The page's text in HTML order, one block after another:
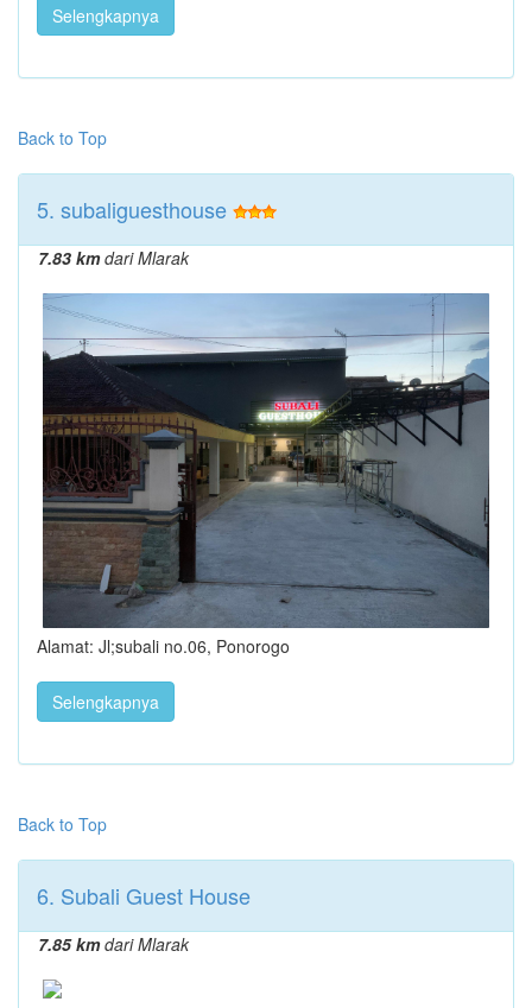
Selengkapnya
Back to Top
5. subaliguesthouse
7.83 kmdari Mlarak
Alamat: Jl;subali no.06, Ponorogo
Selengkapnya
Back to Top
6. Subali Guest House
7.85 kmdari Mlarak